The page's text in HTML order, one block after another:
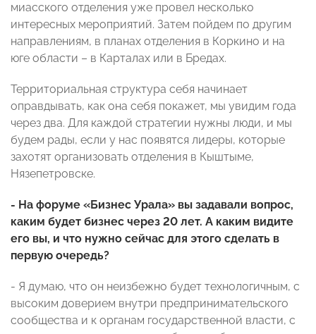
миасского отделения уже провел несколько
интересных мероприятий. Затем пойдем по другим
направлениям, в планах отделения в Коркино и на
юге области – в Карталах или в Бредах.
Территориальная структура себя начинает
оправдывать, как она себя покажет, мы увидим года
через два. Для каждой стратегии нужны люди, и мы
будем рады, если у нас появятся лидеры, которые
захотят организовать отделения в Кыштыме,
Нязепетровске.
- На форуме «Бизнес Урала» вы задавали вопрос,
каким будет бизнес через 20 лет. А каким видите
его вы, и что нужно сейчас для этого сделать в
первую очередь?
- Я думаю, что он неизбежно будет технологичным, с
высоким доверием внутри предпринимательского
сообщества и к органам государственной власти, с